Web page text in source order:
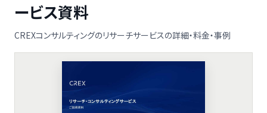
ービス資料
CREXコンサルティングのリサーチサービスの詳細・料金・事例